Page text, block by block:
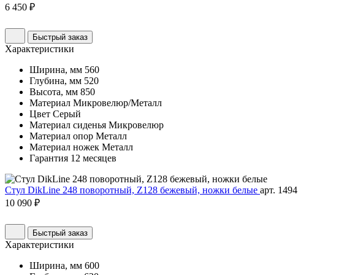
6 450 ₽
Быстрый заказ
Характеристики
Ширина, мм 560
Глубина, мм 520
Высота, мм 850
Материал Микровелюр/Металл
Цвет Серый
Материал сиденья Микровелюр
Материал опор Металл
Материал ножек Металл
Гарантия 12 месяцев
Стул DikLine 248 поворотный, Z128 бежевый, ножки белые арт. 1494
10 090 ₽
Быстрый заказ
Характеристики
Ширина, мм 600